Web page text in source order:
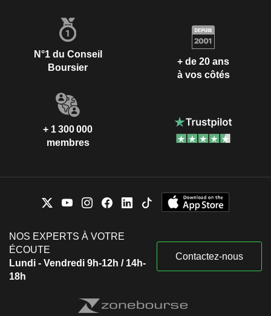
N°1 du Conseil
Boursier
+ de 20 ans
à vos côtés
+ 1 300 000
membres
NOS EXPERTS À VOTRE
ÉCOUTE
Lundi - Vendredi 9h-12h / 14h-
18h
Contactez-nous